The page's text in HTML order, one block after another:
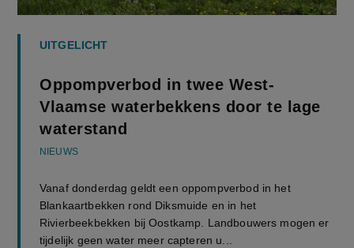
UITGELICHT
Oppompverbod in twee West-
Vlaamse waterbekkens door te lage
waterstand
NIEUWS
Vanaf donderdag geldt een oppompverbod in het
Blankaartbekken rond Diksmuide en in het
Rivierbeekbekken bij Oostkamp. Landbouwers mogen er
tijdelijk geen water meer capteren u...